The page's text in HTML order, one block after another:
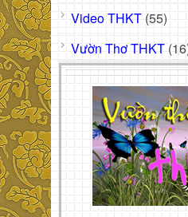
Video THKT (55)
Vườn Thơ THKT